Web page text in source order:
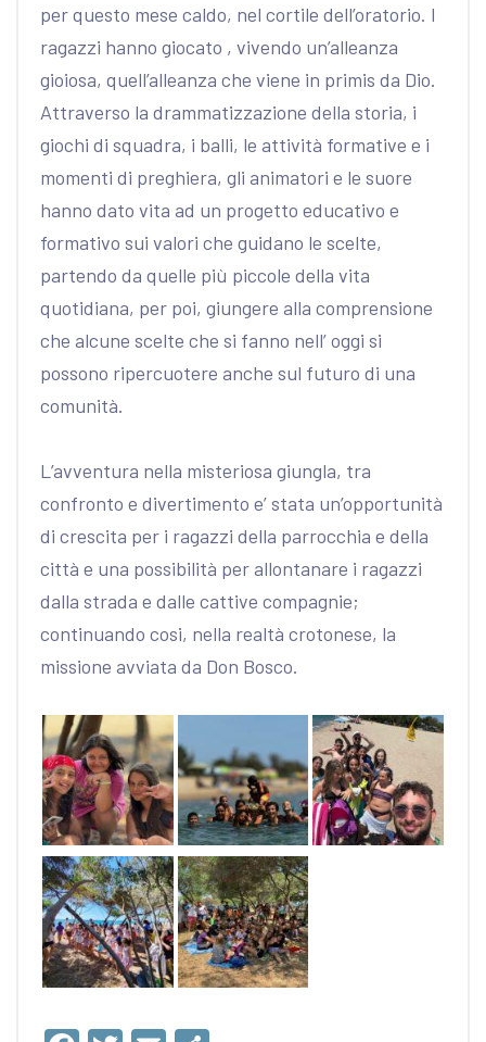
per questo mese caldo, nel cortile dell’oratorio. I
ragazzi hanno giocato , vivendo un’alleanza
gioiosa, quell’alleanza che viene in primis da Dio.
Attraverso la drammatizzazione della storia, i
giochi di squadra, i balli, le attività formative e i
momenti di preghiera, gli animatori e le suore
hanno dato vita ad un progetto educativo e
formativo sui valori che guidano le scelte,
partendo da quelle più piccole della vita
quotidiana, per poi, giungere alla comprensione
che alcune scelte che si fanno nell’ oggi si
possono ripercuotere anche sul futuro di una
comunità.
L’avventura nella misteriosa giungla, tra
confronto e divertimento e’ stata un’opportunità
di crescita per i ragazzi della parrocchia e della
città e una possibilità per allontanare i ragazzi
dalla strada e dalle cattive compagnie;
continuando cosi, nella realtà crotonese, la
missione avviata da Don Bosco.